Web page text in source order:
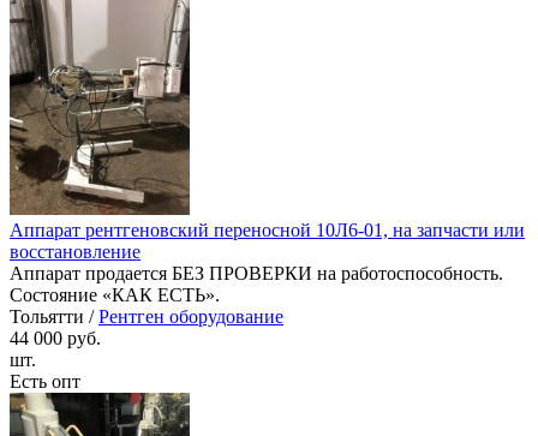
Аппарат рентгеновский переносной 10Л6-01, на запчасти или
восстановление
Аппарат продается БЕЗ ПРОВЕРКИ на работоспособность.
Состояние «КАК ЕСТЬ».
Тольятти /Рентген оборудование
44 000 руб.
шт.
Есть опт